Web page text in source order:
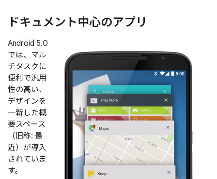
ドキュメント中心のアプリ
Android 5.0
では、マル
チタスクに
便利で汎用
性の高い、
デザインを
一新した概
要スペース
（旧称: 最
近）が導入
されていま
す。